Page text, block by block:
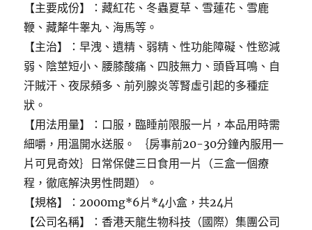
【主要成份】：藏紅花、冬蟲夏草、雪蓮花、雪鹿
鞭、藏犛牛睾丸、海馬等。
【主治】：早洩、遺精、弱精、性功能障礙、性慾減
弱、陰莖短小、腰膝酸痛、四肢無力、頭昏耳鳴、自
汗賊汗、夜尿頻多、前列腺炎等腎虛引起的多種症
狀。
【用法用量】：口服，臨睡前限服一片，本品用時需
細嚼，用溫開水送服。 ｛房事前20-30分鐘內服用一
片可見奇效｝日常保健三日食用一片（三盒一個療
程，徹底解決男性問題）。
【規格】：2000mg*6片*4小盒，共24片
【公司名稱】：香港天龍生物科技（國際）集團公司